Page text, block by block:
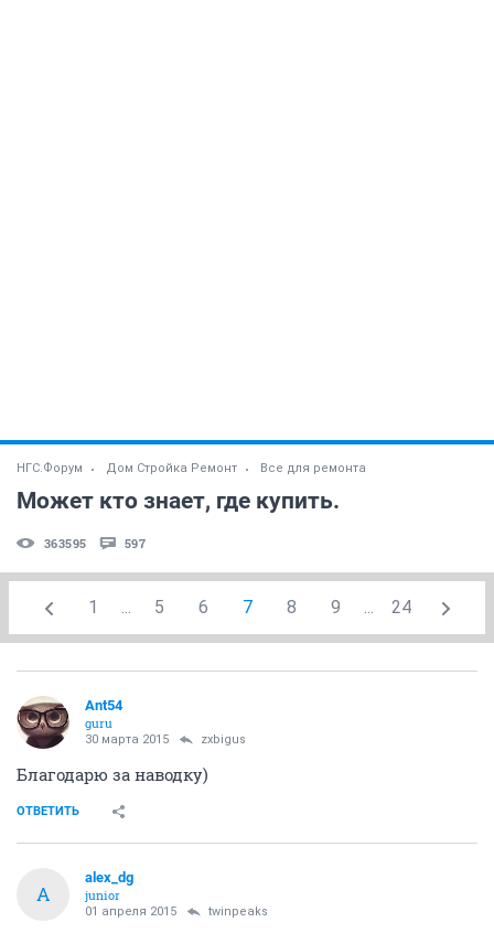
НГС.Форум Дом Стройка Ремонт Все для ремонта
Может кто знает, где купить.
363595 597
1 5 6 7 8 9 24
Ant54
guru
30 марта 2015 zxbigus
Благодарю за наводку)
ОТВЕТИТЬ
A
alex_dg
junior
01 апреля 2015 twinpeaks